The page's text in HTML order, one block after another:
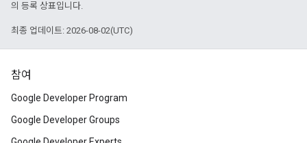
의 등록 상표입니다.
최종 업데이트: 2026-08-02(UTC)
참여
Google Developer Program
Google Developer Groups